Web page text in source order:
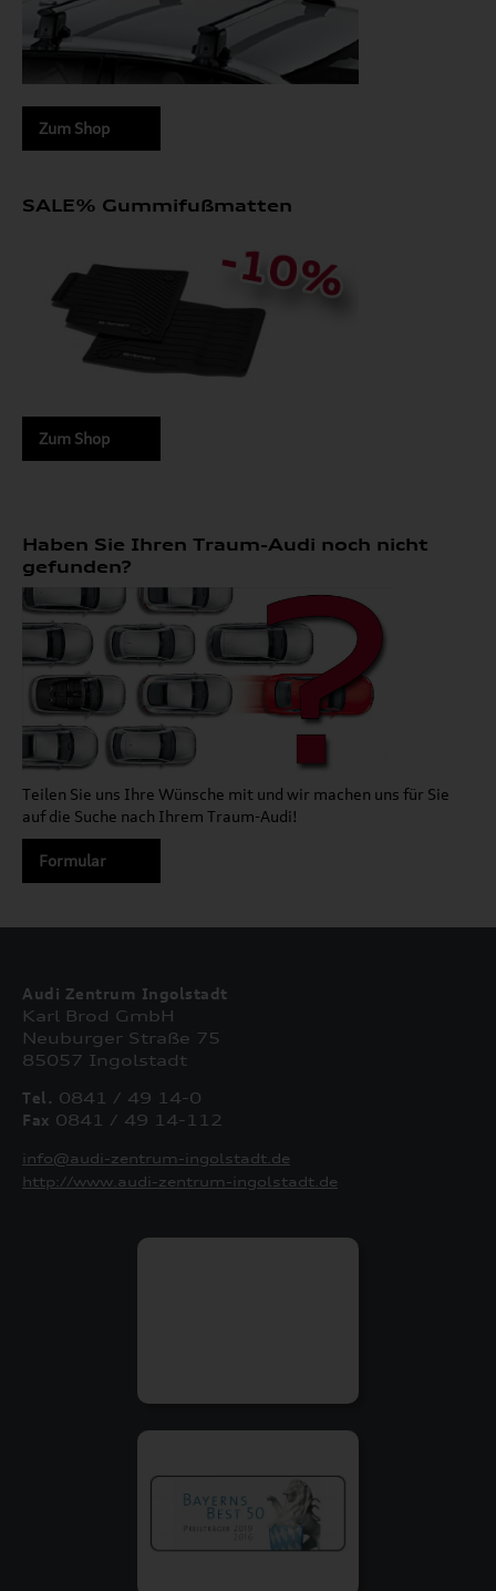
Zum Shop
SALE% Gummifußmatten
Zum Shop
Haben Sie Ihren Traum-Audi noch nicht
gefunden?
Teilen Sie uns Ihre Wünsche mit und wir machen uns für Sie
auf die Suche nach Ihrem Traum-Audi!
Formular
Audi Zentrum Ingolstadt
Karl Brod GmbH
Neuburger Straße 75
85057 Ingolstadt
Tel. 0841 / 49 14-0
Fax 0841 / 49 14-112
info@audi-zentrum-ingolstadt.de
http://www.audi-zentrum-ingolstadt.de